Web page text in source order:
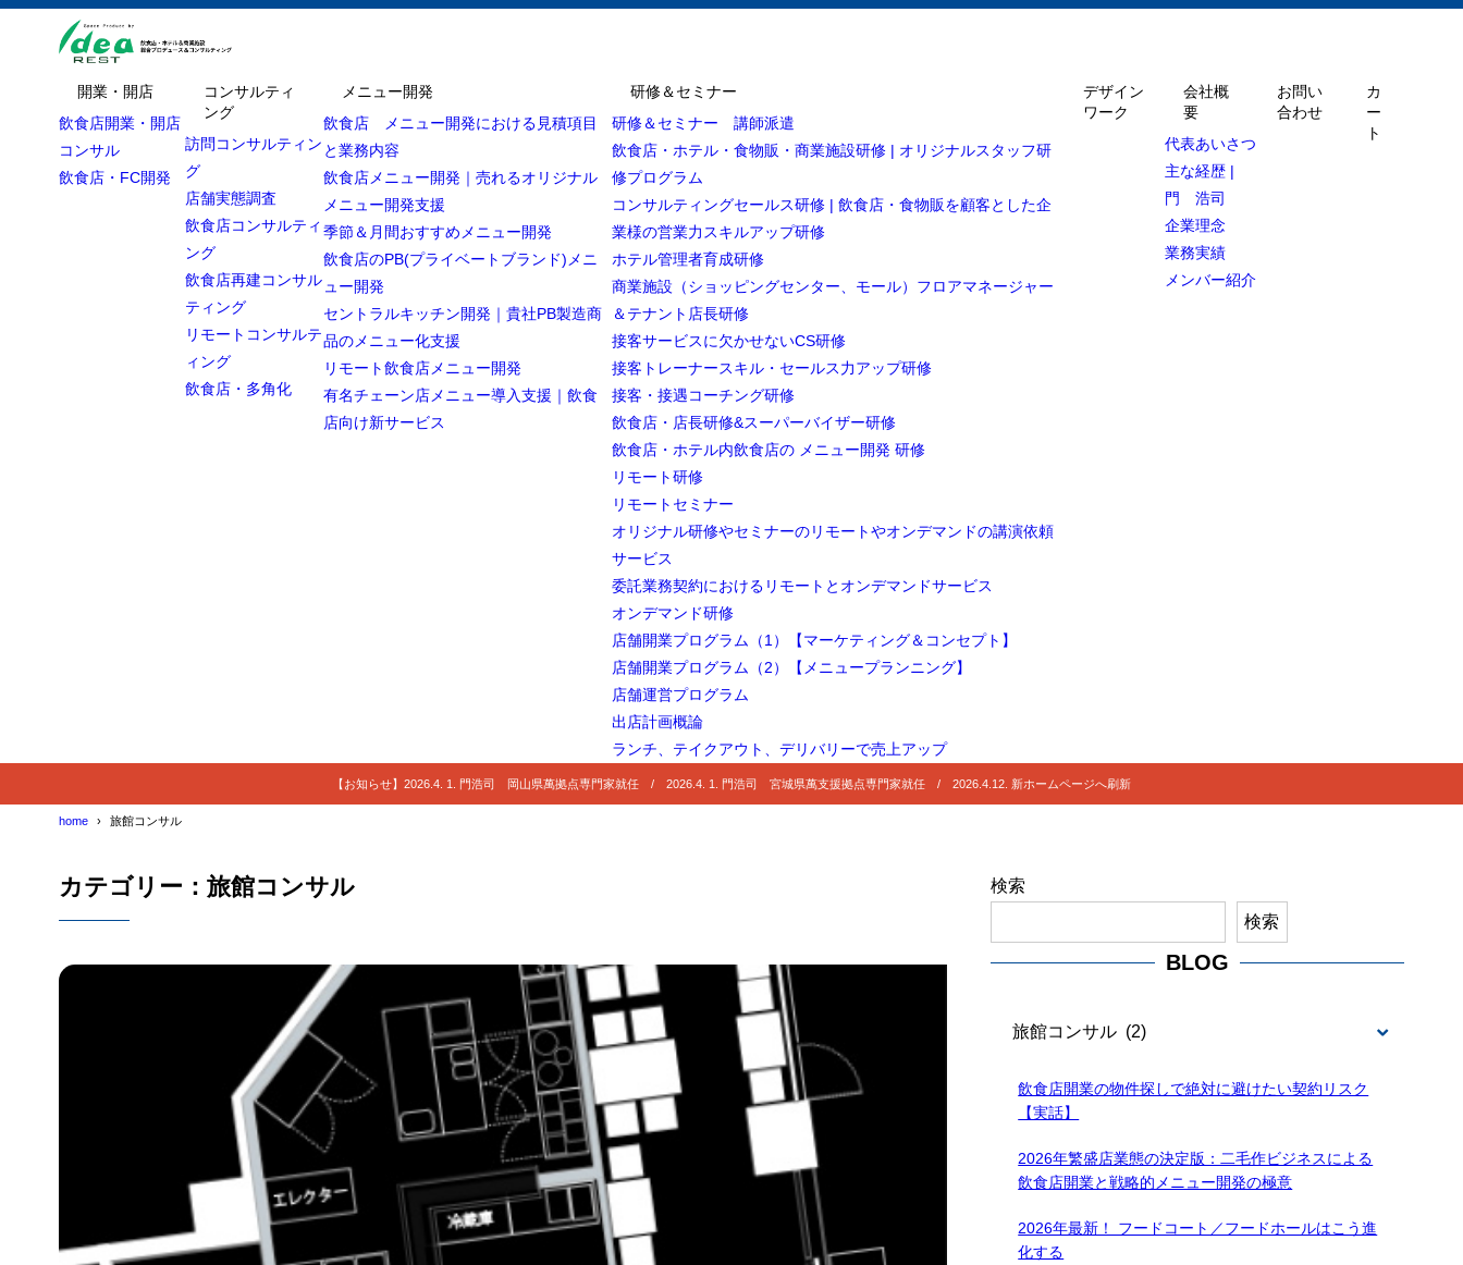
開業・開店
飲食店開業・開店
コンサル
飲食店・FC開発
コンサルティ
ング
訪問コンサルティン
グ
店舗実態調査
飲食店コンサルティ
ング
飲食店再建コンサル
ティング
リモートコンサルテ
ィング
飲食店・多角化
メニュー開発
飲食店 メニュー開発における見積項目
と業務内容
飲食店メニュー開発｜売れるオリジナル
メニュー開発支援
季節＆月間おすすめメニュー開発
飲食店のPB(プライベートブランド)メニ
ュー開発
セントラルキッチン開発｜貴社PB製造商
品のメニュー化支援
リモート飲食店メニュー開発
有名チェーン店メニュー導入支援｜飲食
店向け新サービス
研修＆セミナー
研修＆セミナー 講師派遣
飲食店・ホテル・食物販・商業施設研修 | オリジナルスタッフ研
修プログラム
コンサルティングセールス研修 | 飲食店・食物販を顧客とした企
業様の営業力スキルアップ研修
ホテル管理者育成研修
商業施設（ショッピングセンター、モール）フロアマネージャー
＆テナント店長研修
接客サービスに欠かせないCS研修
接客トレーナースキル・セールス力アップ研修
接客・接遇コーチング研修
飲食店・店長研修&スーパーバイザー研修
飲食店・ホテル内飲食店の メニュー開発 研修
リモート研修
リモートセミナー
オリジナル研修やセミナーのリモートやオンデマンドの講演依頼
サービス
委託業務契約におけるリモートとオンデマンドサービス
オンデマンド研修
店舗開業プログラム（1）【マーケティング＆コンセプト】
店舗開業プログラム（2）【メニュープランニング】
店舗運営プログラム
出店計画概論
ランチ、テイクアウト、デリバリーで売上アップ
デザイン
ワーク
会社概
要
代表あいさつ
主な経歴 |
門 浩司
企業理念
業務実績
メンバー紹介
お問い
合わせ
カ
ー
ト
【お知らせ】2026.4. 1. 門浩司 岡山県萬拠点専門家就任 / 2026.4. 1. 門浩司 宮城県萬支援拠点専門家就任 / 2026.4.12. 新ホームページへ刷新
home 旅館コンサル
カテゴリー：旅館コンサル
検索
検索
BLOG
BLOG
飲食店開業の物件探しで絶対に避けたい契約リスク
【実話】
2026年繁盛店業態の決定版：二毛作ビジネスによる
飲食店開業と戦略的メニュー開発の極意
2026年最新！ フードコート／フードホールはこう進
化する